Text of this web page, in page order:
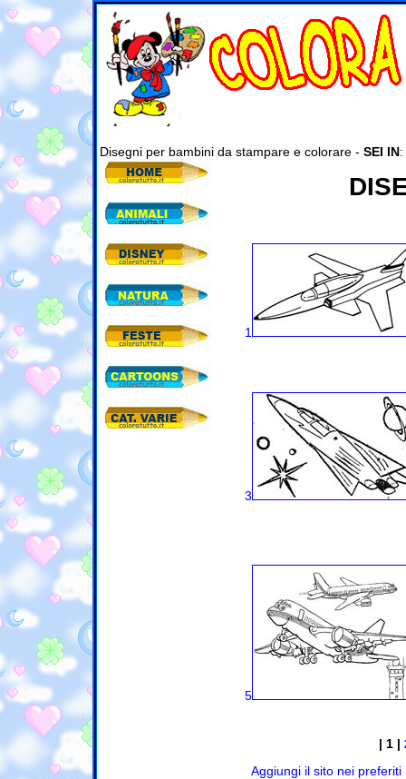
Disegni per bambini da stampare e colorare - SEI IN:
1
3
5
| 1 |
Aggiungi il sito nei preferiti